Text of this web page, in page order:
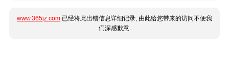
www.365jz.com 已经将此出错信息详细记录, 由此给您带来的访问不便我
们深感歉意.